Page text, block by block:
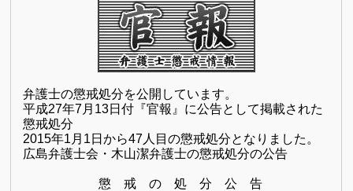
弁護士の懲戒処分を公開しています。
平成27年7月13日付『官報』に公告として掲載された
懲戒処分
2015年1月1日から47人目の懲戒処分となりました。
広島弁護士会・木山潔弁護士の懲戒処分の公告
懲 戒 の 処 分 公 告